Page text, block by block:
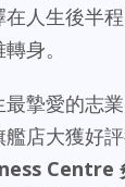
人生後半
身。
摯愛的志
店大獲好評
Centre